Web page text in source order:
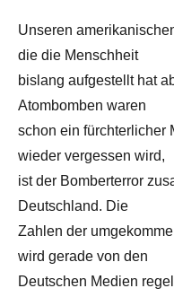
Unseren
die die Menschheit
bislang aufgestellt hat
Atombomben waren
schon ein fürchterlicher
wieder vergessen wird,
ist der Bomberterror
Deutschland. Die
Zahlen der
wird gerade von den
Deutschen Medien